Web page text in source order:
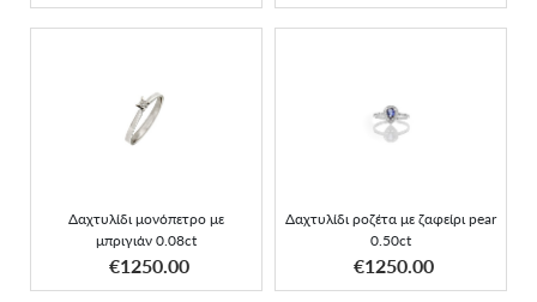
Δαχτυλίδι μονόπετρο με
μπριγιάν 0.08ct
€1250.00
Δαχτυλίδι μονόπετρο με
μπριγιάν 0.08ct
ΑΠΟΚΤΗΣΕ ΤΟ
Δαχτυλίδι ροζέτα με ζαφείρι pear
0.50ct
€1250.00
Δαχτυλίδι ροζέτα με
ζαφείρι pear 0.50ct
ΑΠΟΚΤΗΣΕ ΤΟ